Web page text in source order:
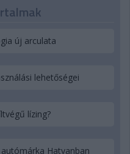
új arculata
lehetőségei
lízing?
Hatvanban